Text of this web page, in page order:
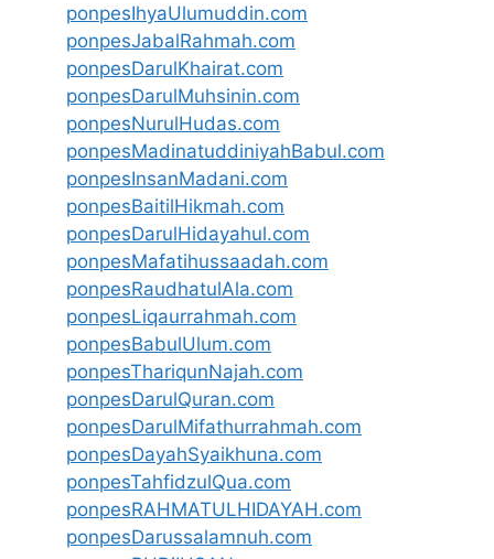
ponpesIhyaUlumuddin.com
ponpesJabalRahmah.com
ponpesDarulKhairat.com
ponpesDarulMuhsinin.com
ponpesNurulHudas.com
ponpesMadinatuddiniyahBabul.com
ponpesInsanMadani.com
ponpesBaitilHikmah.com
ponpesDarulHidayahul.com
ponpesMafatihussaadah.com
ponpesRaudhatulAla.com
ponpesLiqaurrahmah.com
ponpesBabulUlum.com
ponpesThariqunNajah.com
ponpesDarulQuran.com
ponpesDarulMifathurrahmah.com
ponpesDayahSyaikhuna.com
ponpesTahfidzulQua.com
ponpesRAHMATULHIDAYAH.com
ponpesDarussalamnuh.com